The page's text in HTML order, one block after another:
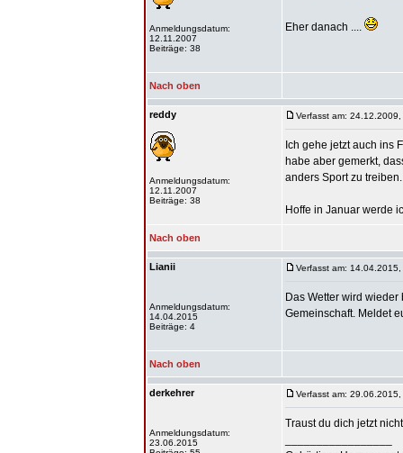
Anmeldungsdatum:
12.11.2007
Beiträge: 38
Eher danach ....
Nach oben
reddy
Anmeldungsdatum:
12.11.2007
Beiträge: 38
Verfasst am:
Ich gehe jetzt auch ins
habe aber gemerkt,
anders Sport zu treiben.
Hoffe in Januar werde
Nach oben
Lianii
Anmeldungsdatum:
14.04.2015
Beiträge: 4
Verfasst am:
Das Wetter wird
Gemeinschaft. Meldet
Nach oben
derkehrer
Anmeldungsdatum:
23.06.2015
Verfasst am:
Traust du dich jetzt